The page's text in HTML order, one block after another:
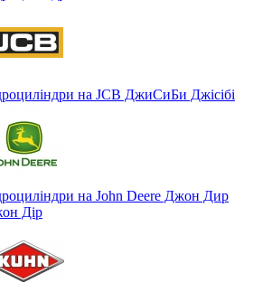
на JCB ДжиСиБи Джісібі
на John Deere Джон Дир
Дір